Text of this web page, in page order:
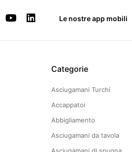
Le nostre app mobili
Categorie
Asciugamani Turchi
Accappatoi
Abbigliamento
Asciugamani da tavola